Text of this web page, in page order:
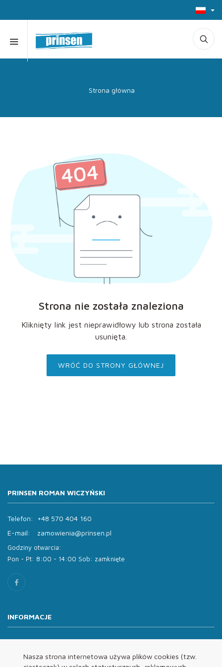
Nasza strona internetowa używa plików cookies (tzw.
Strona główna
Strona nie została znaleziona
Kliknięty link jest nieprawidłowy lub strona została
usunięta.
WRÓĆ DO STRONY GŁÓWNEJ
PRINSEN ROMAN WICZYŃSKI
Telefon:
+48 570 404 160
E-mail:
zamowienia@prinsen.pl
Godziny otwarcia:
Pon - Pt: 8:00 - 14:00 Sob: zamknięte
INFORMACJE
Oferta